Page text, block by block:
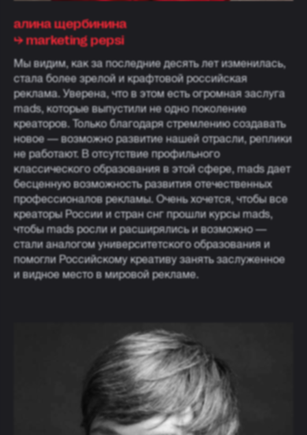
алина щербинина
⮡ marketing pepsi
Мы видим, как за последние десять лет изменилась,
стала более зрелой и крафтовой российская
реклама. Уверена, что в этом есть огромная заслуга
mads, которые выпустили не одно поколение
креаторов. Только благодаря стремлению создавать
новое — возможно развитие нашей отрасли, реплики
не работают. В отсутствие профильного
классического образования в этой сфере, mads дает
бесценную возможность развития отечественных
профессионалов рекламы. Очень хочется, чтобы все
креаторы России и стран снг прошли курсы mads,
чтобы mads росли и расширялись и возможно —
стали аналогом университетского образования и
помогли Российскому креативу занять заслуженное
и видное место в мировой рекламе.